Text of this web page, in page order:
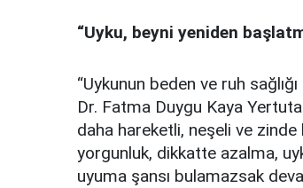
“Uyku, beyni yeniden
“Uykunun beden ve ruh
Dr. Fatma Duygu Kaya
daha hareketli, neşeli ve
yorgunluk, dikkatte azalma,
uyuma şansı bulamazsak